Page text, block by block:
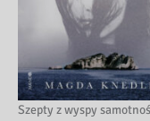
Szepty z wyspy